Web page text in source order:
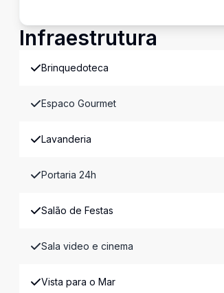
Infraestrutura
Brinquedoteca
Espaco Gourmet
Lavanderia
Portaria 24h
Salão de Festas
Sala video e cinema
Vista para o Mar